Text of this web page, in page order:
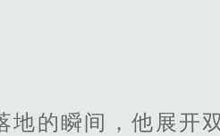
地的瞬间，他展开